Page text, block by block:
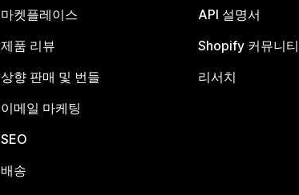
마켓플레이스
제품 리뷰
상향 판매 및 번들
이메일 마케팅
SEO
배송
API 설명서
Shopify 커뮤니티
리서치